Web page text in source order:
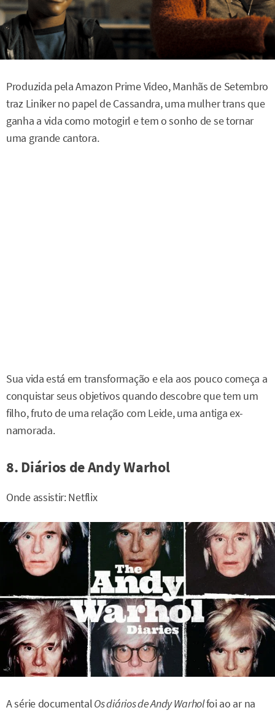
Produzida pela Amazon Prime Video, Manhãs de Setembro
traz Liniker no papel de Cassandra, uma mulher trans que
ganha a vida como motogirl e tem o sonho de se tornar
uma grande cantora.
Sua vida está em transformação e ela aos pouco começa a
conquistar seus objetivos quando descobre que tem um
filho, fruto de uma relação com Leide, uma antiga ex-
namorada.
8. Diários de Andy Warhol
Onde assistir: Netflix
A série documentalOs diários de Andy Warholfoi ao ar na